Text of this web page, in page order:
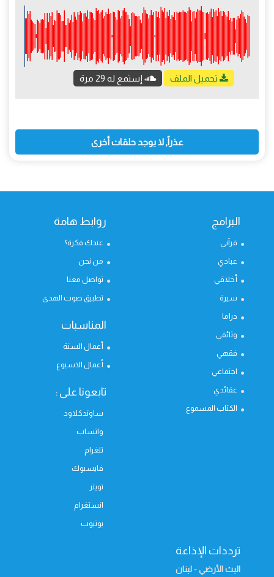
تحميل الملف إستمع له 29 مرة
عذراً, لا يوجد حلقات أخرى
البرامج
قرآني
عبادي
أخلاقي
سيرة
دراما
وثائقي
فقهي
اجتماعي
عقائدي
الكتاب المسموع
روابط هامة
عندك فكرة؟
من نحن
تواصل معنا
تطبيق صوت الهدى
المناسبات
أعمال السنة
أعمال الاسبوع
تابعونا على :
ساوندكلاود
واتساب
تلغرام
فايسبوك
تويتر
انستغرام
يوتيوب
ترددات الإذاعة
البث الأرضي - لبنان